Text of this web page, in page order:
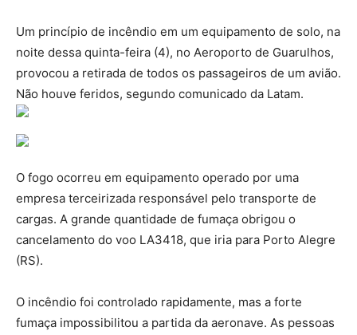
Um princípio de incêndio em um equipamento de solo, na
noite dessa quinta-feira (4), no Aeroporto de Guarulhos,
provocou a retirada de todos os passageiros de um avião.
Não houve feridos, segundo comunicado da Latam.
O fogo ocorreu em equipamento operado por uma
empresa terceirizada responsável pelo transporte de
cargas. A grande quantidade de fumaça obrigou o
cancelamento do voo LA3418, que iria para Porto Alegre
(RS).
O incêndio foi controlado rapidamente, mas a forte
fumaça impossibilitou a partida da aeronave. As pessoas